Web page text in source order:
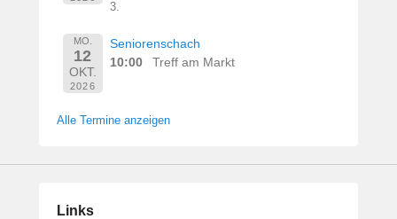
3.
MO.
12
OKT.
2026
Seniorenschach
10:00
Treff am Markt
Alle Termine anzeigen
Links